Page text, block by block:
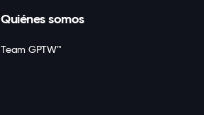
Quiénes somos
Team GPTW™